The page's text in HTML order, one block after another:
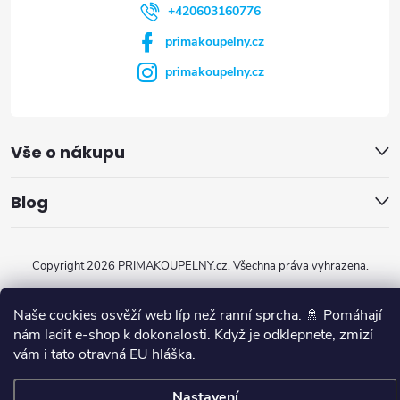
Naše cookies osvěží web líp než ranní sprcha. 🚿 Pomáhají
nám ladit e-shop k dokonalosti. Když je odklepnete, zmizí
vám i tato otravná EU hláška.
+420603160776
primakoupelny.cz
primakoupelny.cz
Vše o nákupu
Blog
Copyright 2026 PRIMAKOUPELNY.cz. Všechna práva vyhrazena.